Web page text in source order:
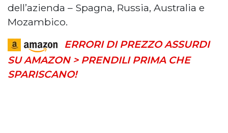
dell’azienda – Spagna, Russia, Australia e
Mozambico.
ERRORI DI PREZZO ASSURDI
SU AMAZON > PRENDILI PRIMA CHE
SPARISCANO!